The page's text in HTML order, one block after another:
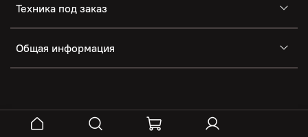
Техника под заказ
Общая информация